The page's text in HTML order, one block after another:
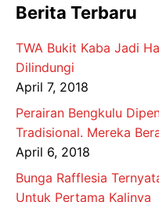
Berita Terbaru
TWA Bukit Kaba Jadi
Dilindungi
April 7, 2018
Perairan Bengkulu
Tradisional. Mereka
April 6, 2018
Bunga Rafflesia
Untuk Pertama Kalinya